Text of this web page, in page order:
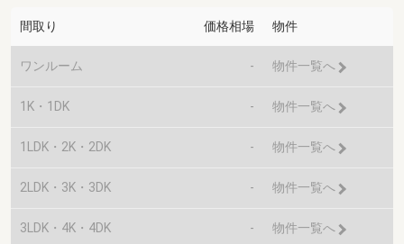
間取り 価格相場 物件
ワンルーム - 物件一覧へ
1K・1DK - 物件一覧へ
1LDK・2K・2DK - 物件一覧へ
2LDK・3K・3DK - 物件一覧へ
3LDK・4K・4DK - 物件一覧へ